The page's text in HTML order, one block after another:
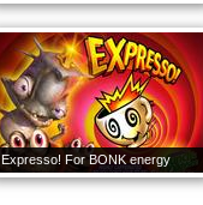
Expresso! For BONK energy